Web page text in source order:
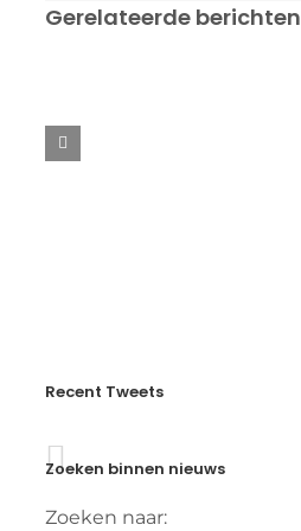
Gerelateerde berichten
Recent Tweets
Zoeken binnen nieuws
Zoeken naar: